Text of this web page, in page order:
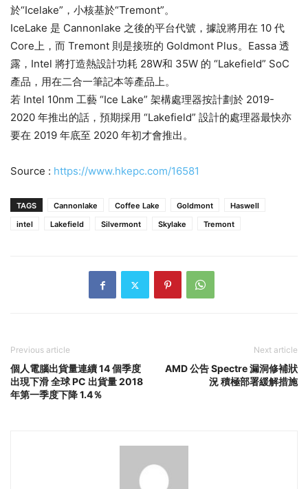
於“Icelake”，小核基於“Tremont”。
IceLake 是 Cannonlake 之後的平台代號，據說將用在 10 代
Core上，而 Tremont 則是接班的 Goldmont Plus。Eassa 透
露，Intel 將打造熱設計功耗 28W和 35W 的 “Lakefield” SoC
產品，用在二合一筆記本等產品上。
若 Intel 10nm 工藝 “Ice Lake” 架構處理器按計劃於 2019-
2020 年推出的話，預期採用 “Lakefield” 設計的處理器最快亦
要在 2019 年底至 2020 年初才會推出。
Source : https://www.hkepc.com/16581
TAGS Cannonlake Coffee Lake Goldmont
Haswell
intel
Lakefield Silvermont Skylake Tremont
Previous article
個人電腦出貨量連續 14 個季度
出現下滑 全球 PC 出貨量 2018
年第一季度下降 1.4％
Next article
AMD 公告 Spectre 漏洞修補狀
況 積極部署緩解措施